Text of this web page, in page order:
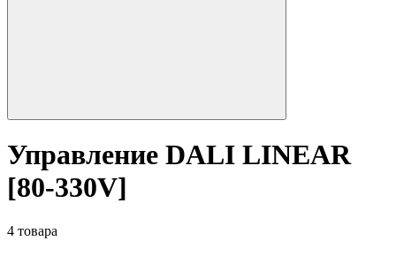
Управление DALI LINEAR
[80-330V]
4 товара